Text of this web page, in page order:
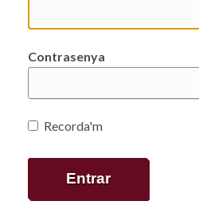
Contrasenya
Recorda'm